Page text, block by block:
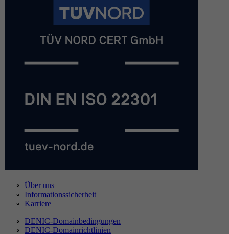
Über uns
Informationssicherheit
Karriere
DENIC-Domainbedingungen
DENIC-Domainrichtlinien